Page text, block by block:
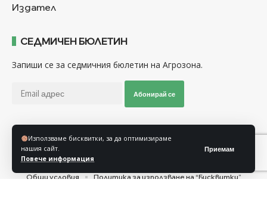
Използваме бисквитки, за да оптимизираме
нашия сайт.
Повече информация
Приемам
Издател
СЕДМИЧЕН БЮЛЕТИН
Запиши се за седмичния бюлетин на Агрозона.
Абонирай се
Последвайте ни
Общи условия
Политика за използване на “Бисквитки”